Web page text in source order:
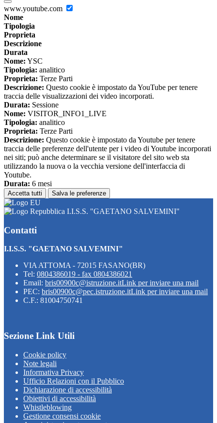
www.youtube.com
Nome
Tipologia
Proprieta
Descrizione
Durata
Nome: YSC
Tipologia: analitico
Proprieta: Terze Parti
Descrizione: Questo cookie è impostato da YouTube per tenere
traccia delle visualizzazioni dei video incorporati.
Durata: Sessione
Nome: VISITOR_INFO1_LIVE
Tipologia: analitico
Proprieta: Terze Parti
Descrizione: Questo cookie è impostato da Youtube per tenere
traccia delle preferenze dell'utente per i video di Youtube incorporati
nei siti; può anche determinare se il visitatore del sito web sta
utilizzando la nuova o la vecchia versione dell'interfaccia di
Youtube.
Durata: 6 mesi
Accetta tutti Salva le preferenze
I.I.S.S. "GAETANO SALVEMINI"
Contatti
I.I.S.S. "GAETANO SALVEMINI"
VIA ATTOMA - 72015 FASANO(BR)
Tel: 0804386019 - fax 0804386021
Email: bris00900c@istruzione.itLink per inviare una mail
PEC: bris00900c@pec.istruzione.itLink per inviare una mail
C.F.: 81004750741
Sezione Link Utili
Cookie policy
Note legali
Informativa Privacy
Ufficio Relazioni con il Pubblico
Dichiarazione di accessibilità
Obiettivi di accessibilità
Whistleblowing
Gestione consensi cookie